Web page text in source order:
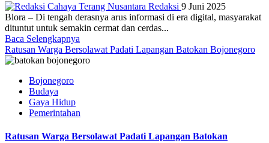
Redaksi 9 Juni 2025
Blora – Di tengah derasnya arus informasi di era digital, masyarakat
dituntut untuk semakin cermat dan cerdas...
Baca Selengkapnya
Ratusan Warga Bersolawat Padati Lapangan Batokan Bojonegoro
Bojonegoro
Budaya
Gaya Hidup
Pemerintahan
Ratusan Warga Bersolawat Padati Lapangan Batokan